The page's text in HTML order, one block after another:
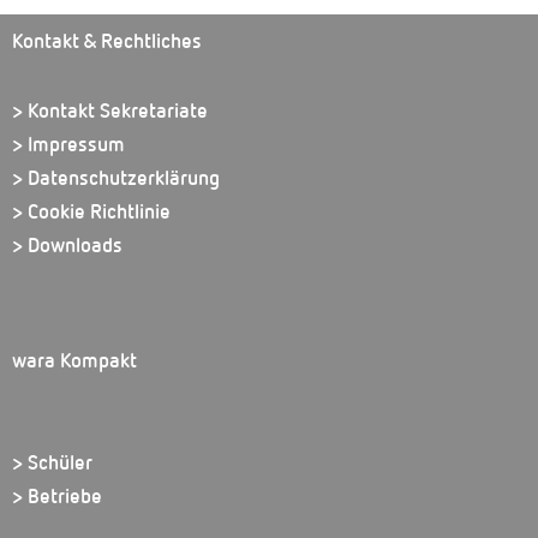
Kontakt & Rechtliches
> Kontakt Sekretariate
> Impressum
> Datenschutzerklärung
> Cookie Richtlinie
> Downloads
wara Kompakt
> Schüler
> Betriebe